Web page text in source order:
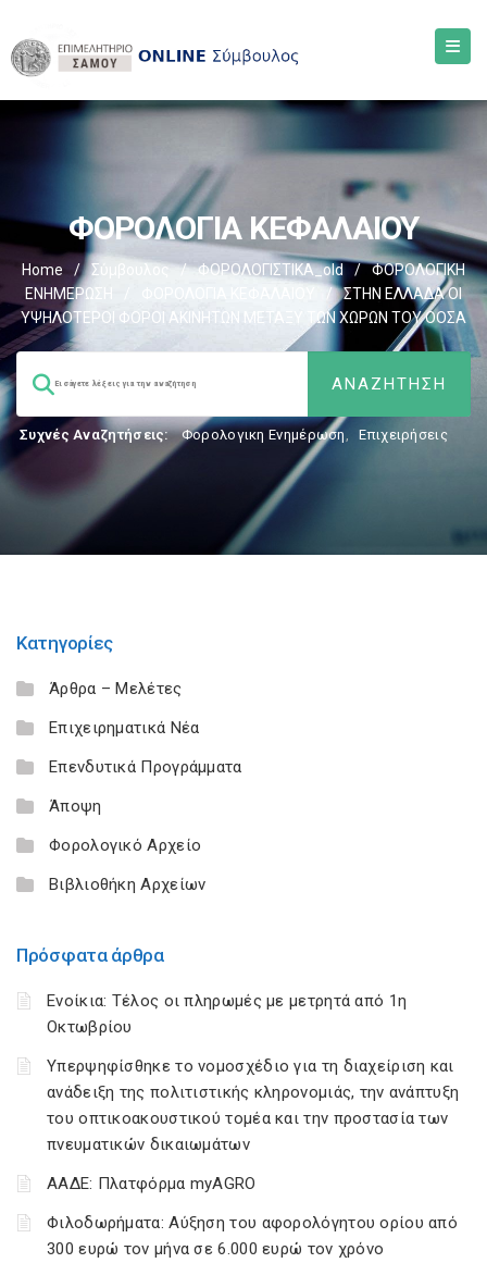
ΦΟΡΟΛΟΓΙΑ ΚΕΦΑΛΑΙΟΥ
Home / Σύμβουλος / ΦΟΡΟΛΟΓΙΣΤΙΚΑ_old /
ΦΟΡΟΛΟΓΙΚΗ
ΕΝΗΜΕΡΩΣΗ
/
ΣΤΗΝ ΕΛΛΑΔΑ ΟΙ
ΥΨΗΛΟΤΕΡΟΙ ΦΟΡΟΙ ΑΚΙΝΗΤΩΝ ΜΕΤΑΞΥ ΤΩΝ ΧΩΡΩΝ ΤΟΥ ΟΟΣΑ
Συχνές Αναζητήσεις: Φορολογικη Ενημέρωση, Επιχειρήσεις
Κατηγορίες
Άρθρα – Μελέτες
Επιχειρηματικά Νέα
Επενδυτικά Προγράμματα
Άποψη
Φορολογικό Αρχείο
Βιβλιοθήκη Αρχείων
Πρόσφατα άρθρα
Ενοίκια: Τέλος οι πληρωμές με μετρητά από 1η
Οκτωβρίου
Υπερψηφίσθηκε το νομοσχέδιο για τη διαχείριση και
ανάδειξη της πολιτιστικής κληρονομιάς, την ανάπτυξη
του οπτικοακουστικού τομέα και την προστασία των
πνευματικών δικαιωμάτων
ΑΑΔΕ: Πλατφόρμα myAGRO
Φιλοδωρήματα: Αύξηση του αφορολόγητου ορίου από
300 ευρώ τον μήνα σε 6.000 ευρώ τον χρόνο